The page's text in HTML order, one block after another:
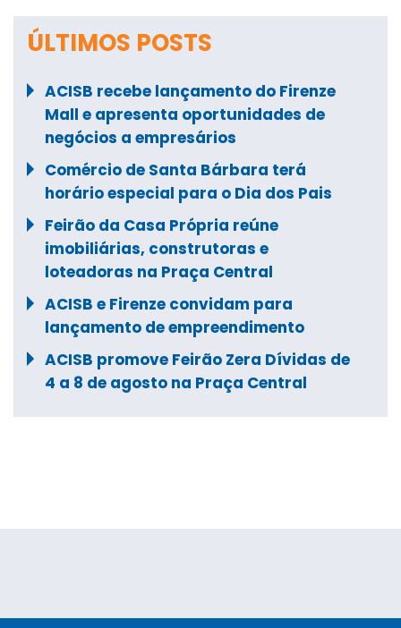
ÚLTIMOS POSTS
ACISB recebe lançamento do Firenze
Mall e apresenta oportunidades de
negócios a empresários
Comércio de Santa Bárbara terá
horário especial para o Dia dos Pais
Feirão da Casa Própria reúne
imobiliárias, construtoras e
loteadoras na Praça Central
ACISB e Firenze convidam para
lançamento de empreendimento
ACISB promove Feirão Zera Dívidas de
4 a 8 de agosto na Praça Central